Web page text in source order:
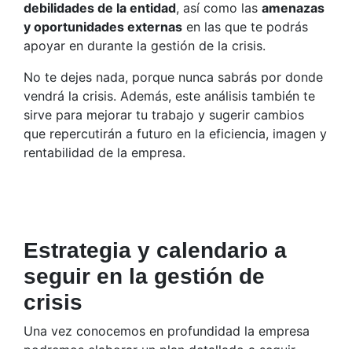
debilidades de la entidad, así como las amenazas
y oportunidades externas en las que te podrás
apoyar en durante la gestión de la crisis.
No te dejes nada, porque nunca sabrás por donde
vendrá la crisis. Además, este análisis también te
sirve para mejorar tu trabajo y sugerir cambios
que repercutirán a futuro en la eficiencia, imagen y
rentabilidad de la empresa.
Estrategia y calendario a
seguir en la gestión de
crisis
Una vez conocemos en profundidad la empresa